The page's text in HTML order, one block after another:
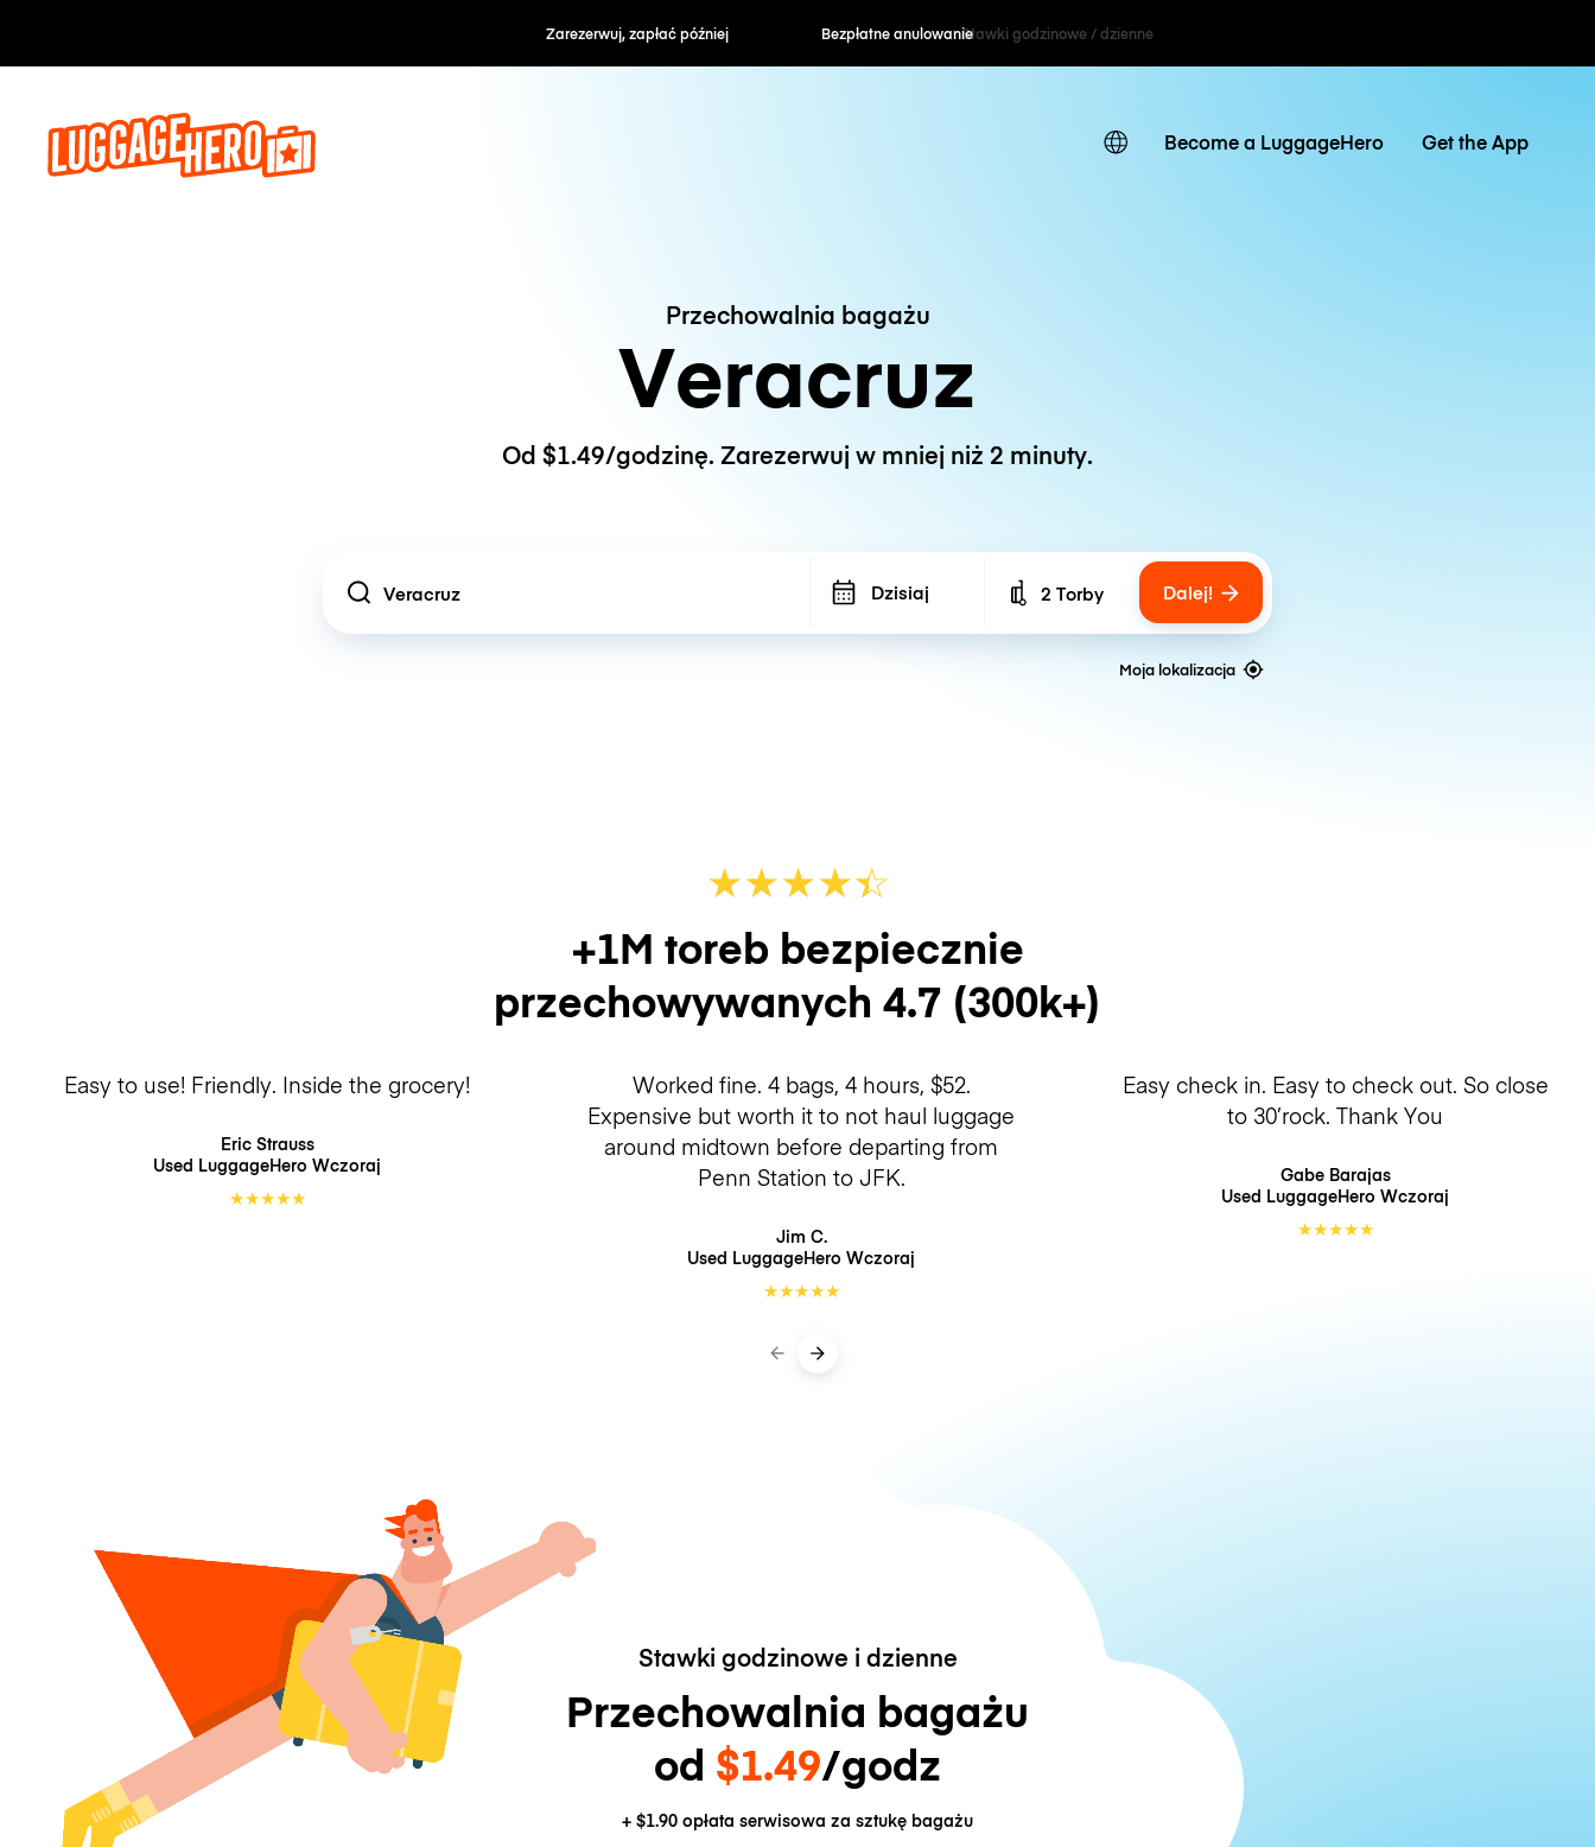
Zarezerwuj, zapłać później Bezpłatne anulowanie Stawki godzinowe / dzienne
Become a LuggageHero Get the App
Przechowalnia bagażu
Veracruz
Od $1.49/godzinę. Zarezerwuj w mniej niż 2 minuty.
Location Dzisiaj Number of bags
2 Torby Dalej!
Moja lokalizacja
★★★★☆
★
+1M toreb bezpiecznie
przechowywanych 4.7 (300k+)
Easy to use! Friendly. Inside the grocery!
Eric Strauss
Used LuggageHero Wczoraj
★★★★★
Worked fine. 4 bags, 4 hours, $52.
Expensive but worth it to not haul luggage
around midtown before departing from
Penn Station to JFK.
Jim C.
Used LuggageHero Wczoraj
★★★★★
Easy check in. Easy to check out. So close
to 30’rock. Thank You
Gabe Barajas
Used LuggageHero Wczoraj
★★★★★
Stawki godzinowe i dzienne
Przechowalnia bagażu
od $1.49/godz
+ $1.90 opłata serwisowa za sztukę bagażu